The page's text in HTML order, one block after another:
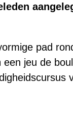
pad
jeu de